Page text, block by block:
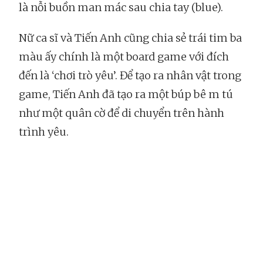
là nỗi buồn man mác sau chia tay (blue).
Nữ ca sĩ và Tiến Anh cũng chia sẻ trái tim ba
màu ấy chính là một board game với đích
đến là ‘chơi trò yêu’. Để tạo ra nhân vật trong
game, Tiến Anh đã tạo ra một búp bê m tú
như một quân cờ để di chuyển trên hành
trình yêu.